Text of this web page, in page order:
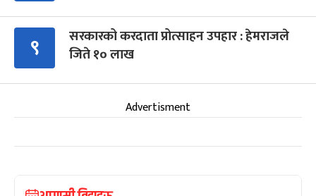
९
सरकारको करदाता प्रोत्साहन उपहार : हेमराजले
जिते १० लाख
Advertisment